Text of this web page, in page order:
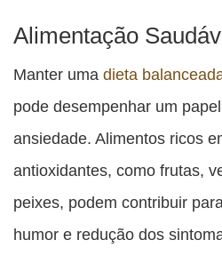
Alimentação
Manter uma dieta
pode desempenhar um
ansiedade. Alimentos ricos
antioxidantes, como frutas,
peixes, podem contribuir
humor e redução dos